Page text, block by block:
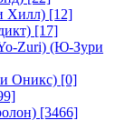
Хилл) [12]
[17]
Zuri) (Ю-Зури
Оникс) [0]
[3466]